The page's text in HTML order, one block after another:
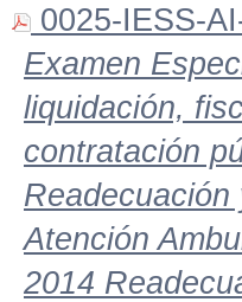
0025-IESS-
Examen
liquidación,
contratación
Atención
2014